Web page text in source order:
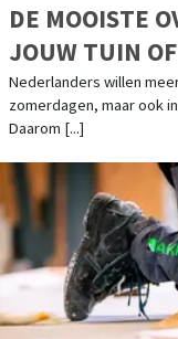
DE MOOISTE
JOUW TUIN
Nederlanders willen
zomerdagen, maar ook
Daarom [...]